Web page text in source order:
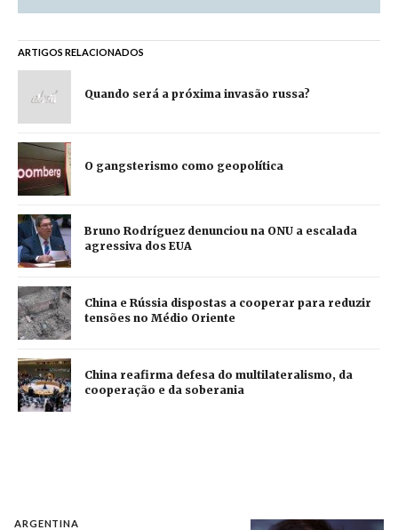
ARTIGOS RELACIONADOS
Quando será a próxima invasão russa?
O gangsterismo como geopolítica
Bruno Rodríguez denunciou na ONU a escalada
agressiva dos EUA
China e Rússia dispostas a cooperar para reduzir
tensões no Médio Oriente
China reafirma defesa do multilateralismo, da
cooperação e da soberania
ARGENTINA